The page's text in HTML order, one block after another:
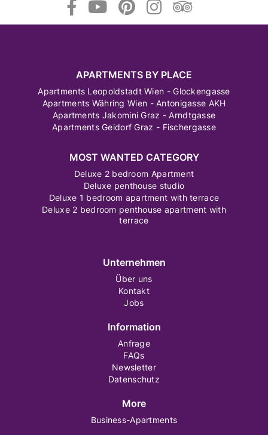
APARTMENTS BY PLACE
Apartments Leopoldstadt Wien - Glockengasse
Apartments Währing Wien - Antonigasse AKH
Apartments Jakomini Graz - Arndtgasse
Apartments Geidorf Graz - Fischergasse
MOST WANTED CATEGORY
Deluxe 2 bedroom Apartment
Deluxe penthouse studio
Deluxe 1 bedroom apartment with terrace
Deluxe 2 bedroom penthouse apartment with
terrace
Unternehmen
Über uns
Kontakt
Jobs
Information
Anfrage
FAQs
Newsletter
Datenschutz
More
Business-Apartments